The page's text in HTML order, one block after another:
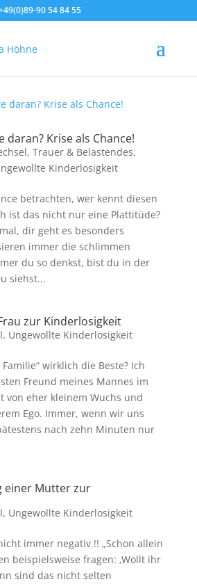
90 54 84 55
daran? Krise als Chance!
, Trauer & Belastendes,
Kinderlosigkeit
betrachten, wer kennt diesen
ist das nicht nur eine Plattitüde?
dir geht es besonders
immer die schlimmen
du so denkst, bist du in der
siehst...
zur Kinderlosigkeit
, Ungewollte Kinderlosigkeit
wirklich die Beste? Ich
Freund meines Mannes im
von eher kleinem Wuchs und
Ego. Immer, wenn wir uns
nach zehn Minuten nur
einer Mutter zur
, Ungewollte Kinderlosigkeit
immer negativ !! „Schon allein
beispielsweise fragen: ‚Wollt ihr
sind das nicht selten